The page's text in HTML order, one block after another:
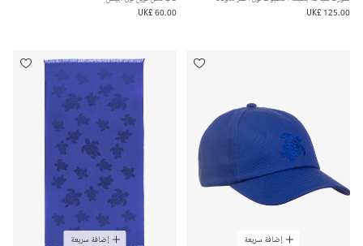
UK£ 125.00
UK£ 60.00
إضافة سريعة إضافة سريعة